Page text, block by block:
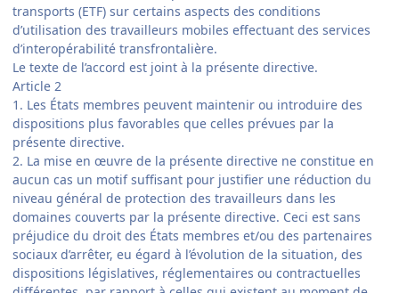
transports (ETF) sur certains aspects des conditions
d’utilisation des travailleurs mobiles effectuant des services
d’interopérabilité transfrontalière.
Le texte de l’accord est joint à la présente directive.
Article 2
1. Les États membres peuvent maintenir ou introduire des
dispositions plus favorables que celles prévues par la
présente directive.
2. La mise en œuvre de la présente directive ne constitue en
aucun cas un motif suffisant pour justifier une réduction du
niveau général de protection des travailleurs dans les
domaines couverts par la présente directive. Ceci est sans
préjudice du droit des États membres et/ou des partenaires
sociaux d’arrêter, eu égard à l’évolution de la situation, des
dispositions législatives, réglementaires ou contractuelles